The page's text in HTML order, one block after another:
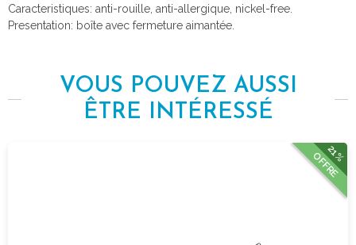
Caracteristiques: anti-rouille, anti-allergique, nickel-free.
Presentation: boîte avec fermeture aimantée.
VOUS POUVEZ AUSSI
ÊTRE INTÉRESSÉ
21%
OFFRE